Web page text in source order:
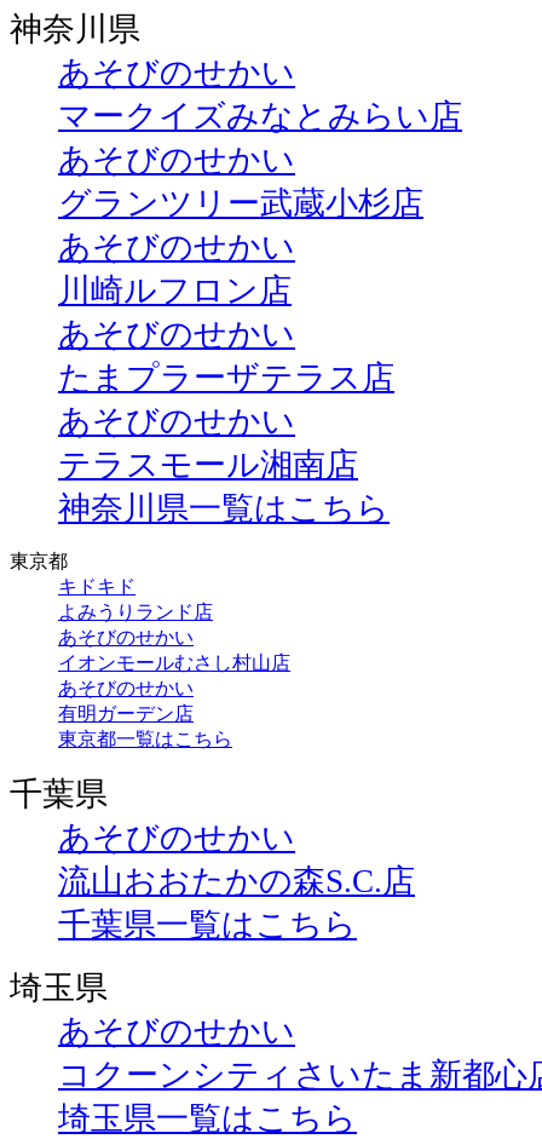
神奈川県
あそびのせかい
マークイズみなとみらい店
あそびのせかい
グランツリー武蔵小杉店
あそびのせかい
川崎ルフロン店
あそびのせかい
たまプラーザテラス店
あそびのせかい
テラスモール湘南店
神奈川県一覧はこちら
東京都
キドキド
よみうりランド店
あそびのせかい
イオンモールむさし村山店
あそびのせかい
有明ガーデン店
東京都一覧はこちら
千葉県
あそびのせかい
流山おおたかの森S.C.店
千葉県一覧はこちら
埼玉県
あそびのせかい
コクーンシティさいたま新都心
埼玉県一覧はこちら